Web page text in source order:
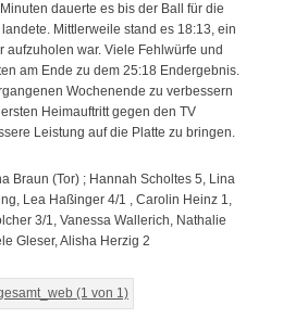
dauerte es bis der Ball für die
Mittlerweile stand es 18:13, ein
aufzuholen war. Viele Fehlwürfe und
am Ende zu dem 25:18 Endergebnis.
Wochenende zu verbessern
Heimauftritt gegen den TV
Leistung auf die Platte zu bringen.
Braun (Tor) ; Hannah Scholtes 5, Lina
Lea Haßinger 4/1 , Carolin Heinz 1,
3/1, Vanessa Wallerich, Nathalie
Gleser, Alisha Herzig 2